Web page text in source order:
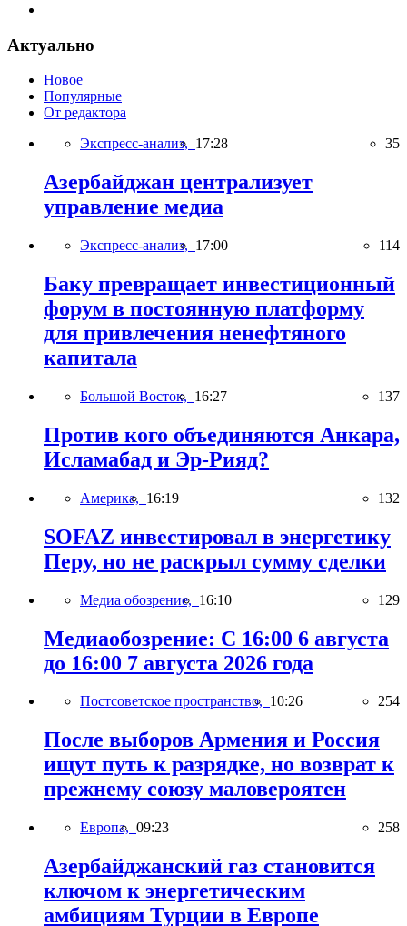
Актуально
Новое
Популярные
От редактора
Экспресс-анализ, 17:28 35
Азербайджан централизует
управление медиа
Экспресс-анализ, 17:00 114
Баку превращает инвестиционный
форум в постоянную платформу
для привлечения ненефтяного
капитала
Большой Восток, 16:27 137
Против кого объединяются Анкара,
Исламабад и Эр-Рияд?
Америка, 16:19 132
SOFAZ инвестировал в энергетику
Перу, но не раскрыл сумму сделки
Медиа обозрение, 16:10 129
Медиаобозрение: С 16:00 6 августа
до 16:00 7 августа 2026 года
Постсоветское пространство, 10:26 254
После выборов Армения и Россия
ищут путь к разрядке, но возврат к
прежнему союзу маловероятен
Европа, 09:23 258
Азербайджанский газ становится
ключом к энергетическим
амбициям Турции в Европе